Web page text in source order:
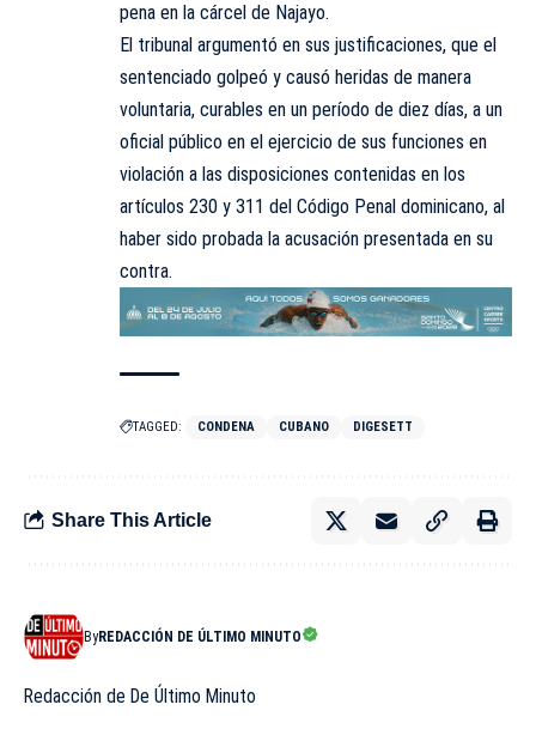
pena en la cárcel de Najayo.
El tribunal argumentó en sus justificaciones, que el
sentenciado golpeó y causó heridas de manera
voluntaria, curables en un período de diez días, a un
oficial público en el ejercicio de sus funciones en
violación a las disposiciones contenidas en los
artículos 230 y 311 del Código Penal dominicano, al
haber sido probada la acusación presentada en su
contra.
TAGGED: CONDENA CUBANO DIGESETT
Share This Article
ByREDACCIÓN DE ÚLTIMO MINUTO
Redacción de De Último Minuto